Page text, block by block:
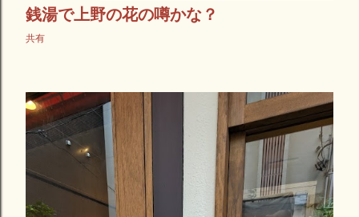
銭湯で上野の花の噂かな？
共有